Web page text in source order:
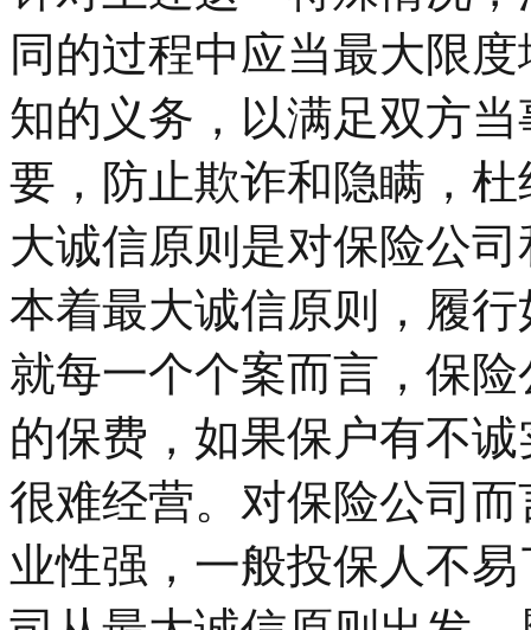
同的过程中应当最大限
知的义务，以满足双方
要，防止欺诈和隐瞒，
大诚信原则是对保险公
本着最大诚信原则，履
就每一个个案而言，保
的保费，如果保户有不
很难经营。对保险公司
业性强，一般投保人不